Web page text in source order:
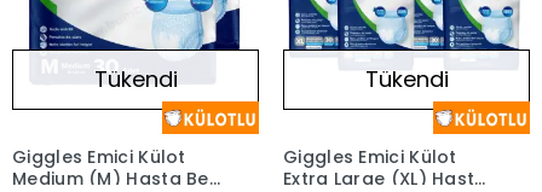
Tükendi
Giggles Emici Külot
Medium (M) Hasta Bezi
Tükendi
Giggles Emici Külot
Extra Large (XL) Hasta